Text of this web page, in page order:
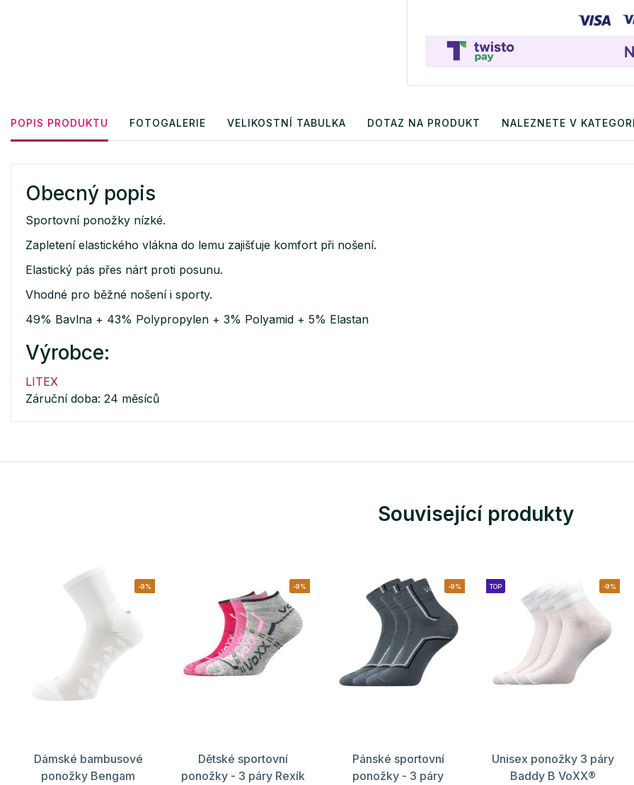
POPIS PRODUKTU FOTOGALERIE VELIKOSTNÍ TABULKA DOTAZ NA PRODUKT NALEZNETE V
Obecný popis
Sportovní ponožky nízké.
Zapletení elastického vlákna do lemu zajišťuje komfort při nošení.
Elastický pás přes nárt proti posunu.
Vhodné pro běžné nošení i sporty.
49% Bavlna + 43% Polypropylen + 3% Polyamid + 5% Elastan
Výrobce:
LITEX
Záruční doba: 24 měsíců
Související produkty
-9%
Dámské bambusové
ponožky Bengam
-9%
Dětské sportovní
ponožky - 3 páry Rexík
-9%
Pánské sportovní
ponožky - 3 páry
TOP -9%
Unisex ponožky 3 páry
Baddy B VoXX®